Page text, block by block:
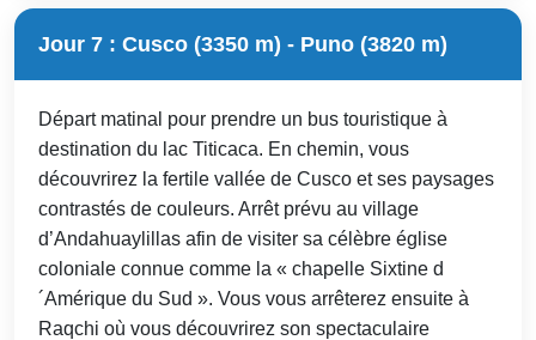
Jour 7 : Cusco (3350 m) - Puno (3820 m)
Départ matinal pour prendre un bus touristique à
destination du lac Titicaca. En chemin, vous
découvrirez la fertile vallée de Cusco et ses paysages
contrastés de couleurs. Arrêt prévu au village
d’Andahuaylillas afin de visiter sa célèbre église
coloniale connue comme la « chapelle Sixtine d
´Amérique du Sud ». Vous vous arrêterez ensuite à
Raqchi où vous découvrirez son spectaculaire